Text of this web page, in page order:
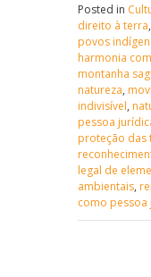
Posted in
direito à terra,
povos
harmonia
montanha
natureza,
indivisível,
pessoa
proteção das
legal de
ambientais,
como pessoa